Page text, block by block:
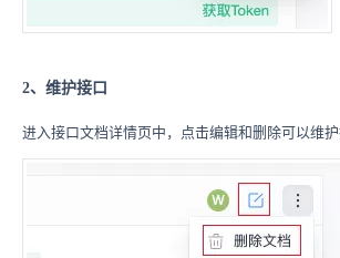
2、维护接口
进入接口文档详情页中，点击编辑和删除可以维护